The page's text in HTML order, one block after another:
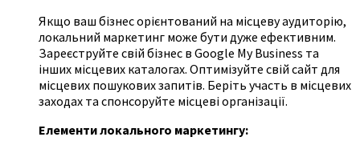
Якщо ваш бізнес орієнтований на місцеву аудиторію,
локальний маркетинг може бути дуже ефективним.
Зареєструйте свій бізнес в Google My Business та
інших місцевих каталогах. Оптимізуйте свій сайт для
місцевих пошукових запитів. Беріть участь в місцевих
заходах та спонсоруйте місцеві організації.
Елементи локального маркетингу: